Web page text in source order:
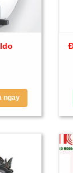
ngay